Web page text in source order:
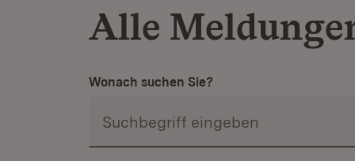
Alle
Wonach suchen Sie?